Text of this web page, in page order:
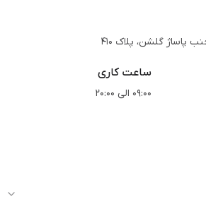
پاساژ گلشن، پلاک 410
ساعت کاری
09:00 الی 20:00